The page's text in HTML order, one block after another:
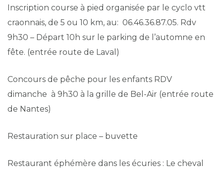
Inscription course à pied organisée par le cyclo vtt
craonnais, de 5 ou 10 km, au: 06.46.36.87.05. Rdv
9h30 – Départ 10h sur le parking de l’automne en
fête. (entrée route de Laval)
Concours de pêche pour les enfants RDV
dimanche à 9h30 à la grille de Bel-Air (entrée route
de Nantes)
Restauration sur place – buvette
Restaurant éphémère dans les écuries : Le cheval